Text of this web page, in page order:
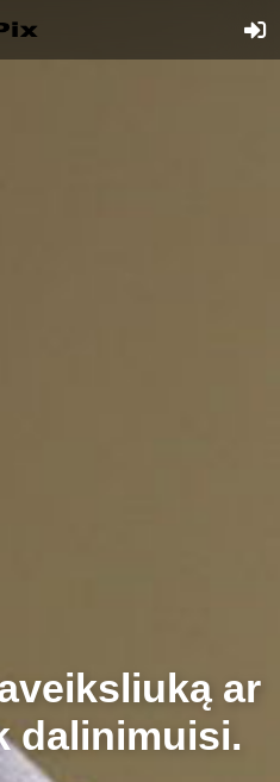
ar
dalinimuisi.